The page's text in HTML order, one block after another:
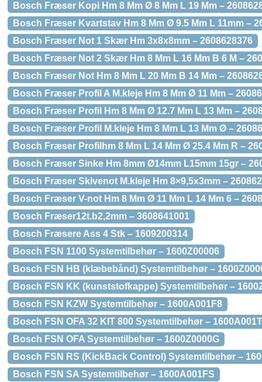
Bosch Fræser Kopi Hm 8 Mm Ø 8 Mm L 19 Mm –
Bosch Fræser Kvartstav Hm 8 Mm Ø 9.5 Mm L 11mm –
Bosch Fræser Not 1 Skær Hm 3x8x8mm – 2608628376
Bosch Fræser Not 2 Skær Hm 8 Mm L 16 Mm B 6 M –
Bosch Fræser Not Hm 8 Mm L 20 Mm B 14 Mm –
Bosch Fræser Profil A M.kleje Hm 8 Mm Ø 11 Mm –
Bosch Fræser Profil Hm 8 Mm Ø 12.7 Mm L 13 Mm –
Bosch Fræser Profil M.kleje Hm 8 Mm L 13 Mm Ø –
Bosch Fræser Profilhm 8 Mm L 14 Mm Ø 25.4 Mm R –
Bosch Fræser Sinke Hm 8mm Ø14mm L15mm 15gr –
Bosch Fræser Skivenot M.kleje Hm 8×9,5x3mm –
Bosch Fræser V-not Hm 8 Mm Ø 11 Mm L 14 Mm 6 –
Bosch Fræser12t.b2,2mm – 3608641001
Bosch Fræsere Ass 4 Stk – 1609200314
Bosch FSN 1100 Systemtilbehør – 1600Z00006
Bosch FSN HB (klæbebånd) Systemtilbehør –
Bosch FSN KK (kunststofkappe) Systemtilbehør –
Bosch FSN KZW Systemtilbehør – 1600A001F8
Bosch FSN OFA 32 KIT 800 Systemtilbehør –
Bosch FSN OFA Systemtilbehør – 1600Z0000G
Bosch FSN RS (KickBack Control) Systemtilbehør –
Bosch FSN SA Systemtilbehør – 1600A001FS